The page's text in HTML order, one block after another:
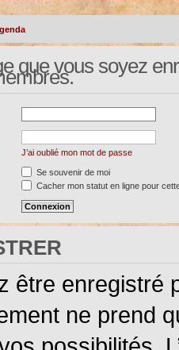
que vous soyez
J’ai oublié mon mot de passe
Se souvenir de moi
Cacher mon statut en ligne pour
être enregistré
ne prend